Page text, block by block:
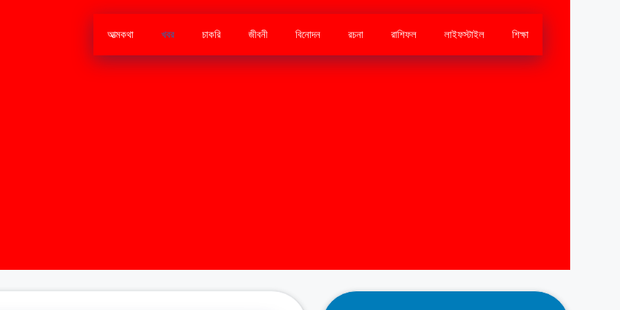
আত্মকথা খবর চাকরি জীবনী বিনোদন রচনা রাশিফল লাইফস্টাইল শিক্ষা